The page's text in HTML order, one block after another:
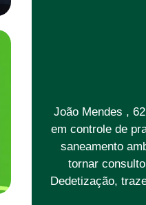
João Mendes ,
em controle de
saneamento
tornar
Dedetização,